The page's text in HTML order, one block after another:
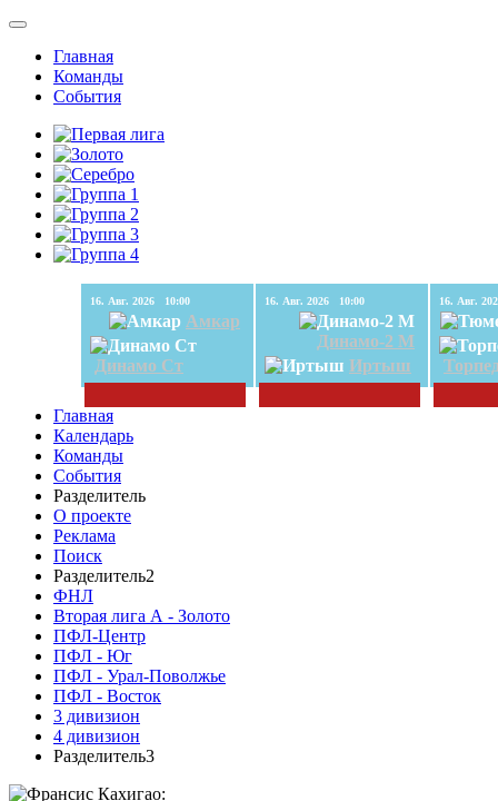
Главная
Команды
События
16. Авг. 2026 10:00
Амкар
Динамо Ст
16. Авг. 2026 10:00
Динамо-2 М
Иртыш
Главная
Календарь
Команды
События
Разделитель
О проекте
Реклама
Поиск
Разделитель2
ФНЛ
Вторая лига А - Золото
ПФЛ-Центр
ПФЛ - Юг
ПФЛ - Урал-Поволжье
ПФЛ - Восток
3 дивизион
4 дивизион
Разделитель3